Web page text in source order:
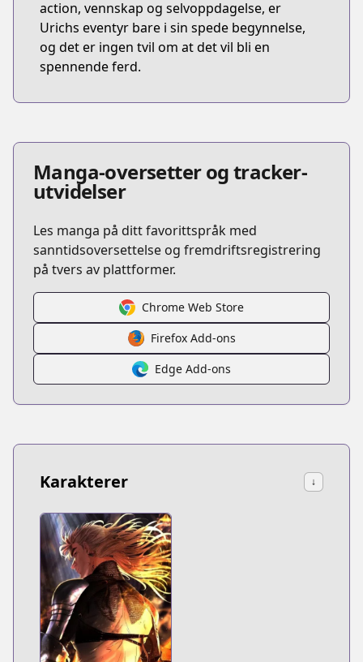
action, vennskap og selvoppdagelse, er
Urichs eventyr bare i sin spede begynnelse,
og det er ingen tvil om at det vil bli en
spennende ferd.
Manga-oversetter og tracker-
utvidelser
Les manga på ditt favorittspråk med
sanntidsoversettelse og fremdriftsregistrering
på tvers av plattformer.
Chrome Web Store
Firefox Add-ons
Edge Add-ons
Karakterer ↓